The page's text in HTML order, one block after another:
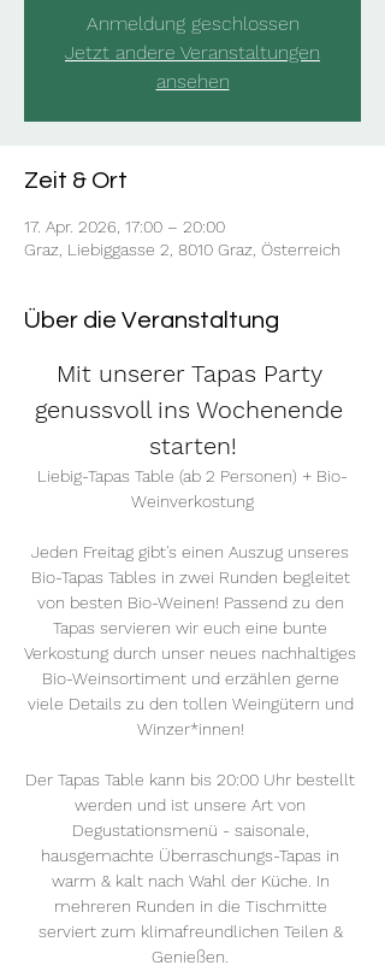
Anmeldung geschlossen
Jetzt andere Veranstaltungen
ansehen
Zeit & Ort
17. Apr. 2026, 17:00 – 20:00
Graz, Liebiggasse 2, 8010 Graz, Österreich
Über die Veranstaltung
Mit unserer Tapas Party
genussvoll ins Wochenende
starten!
Liebig-Tapas Table (ab 2 Personen) + Bio-
Weinverkostung
Jeden Freitag gibt's einen Auszug unseres
Bio-Tapas Tables in zwei Runden begleitet
von besten Bio-Weinen! Passend zu den
Tapas servieren wir euch eine bunte
Verkostung durch unser neues nachhaltiges
Bio-Weinsortiment und erzählen gerne
viele Details zu den tollen Weingütern und
Winzer*innen!
Der Tapas Table kann bis 20:00 Uhr bestellt
werden und ist unsere Art von
Degustationsmenü - saisonale,
hausgemachte Überraschungs-Tapas in
warm & kalt nach Wahl der Küche. In
mehreren Runden in die Tischmitte
serviert zum klimafreundlichen Teilen &
Genießen.